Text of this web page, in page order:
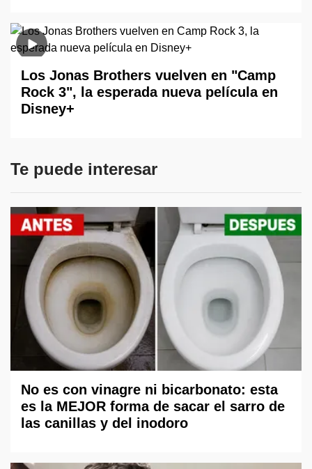
Los Jonas Brothers vuelven en "Camp
Rock 3", la esperada nueva película en
Disney+
Te puede interesar
No es con vinagre ni bicarbonato: esta
es la MEJOR forma de sacar el sarro de
las canillas y del inodoro